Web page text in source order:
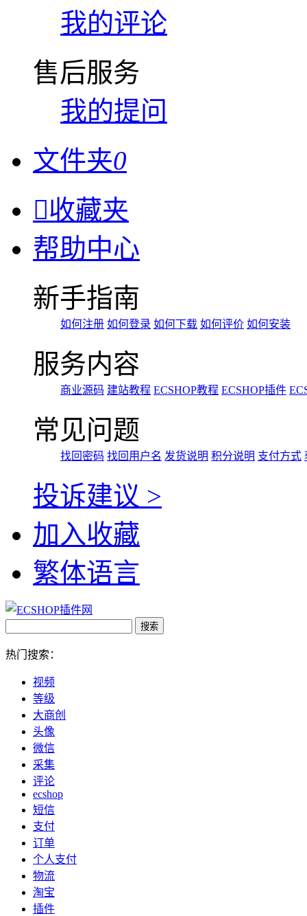
我的评论
售后服务
我的提问
文件夹0
收藏夹
帮助中心
新手指南
如何注册 如何登录 如何下载 如何评价 如何安装
服务内容
商业源码 建站教程 ECSHOP教程 ECSHOP插件
常见问题
找回密码 找回用户名 发货说明 积分说明 支付方式
投诉建议 >
加入收藏
繁体语言
热门搜索：
视频
等级
大商创
头像
微信
采集
评论
ecshop
短信
支付
订单
个人支付
物流
淘宝
插件